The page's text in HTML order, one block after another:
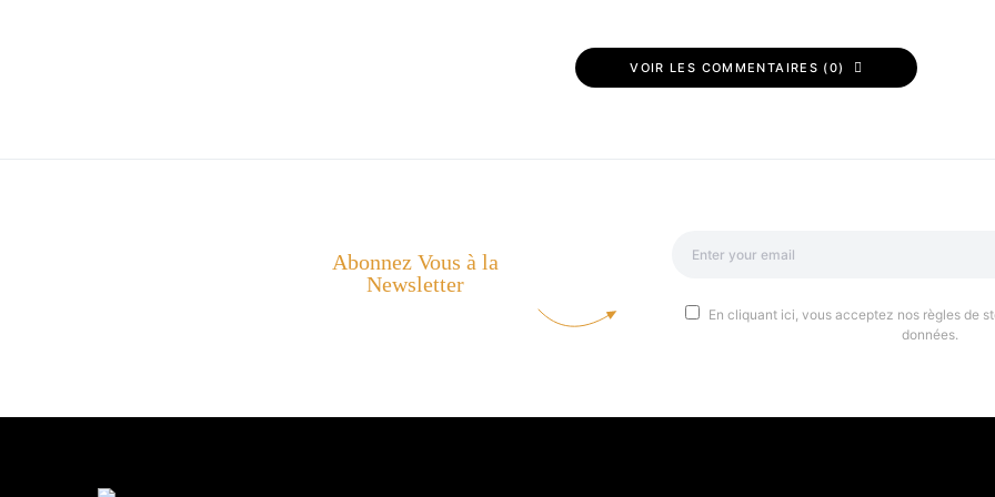
VOIR LES COMMENTAIRES (0)
Abonnez Vous à la
Newsletter
En cliquant ici, vous acceptez nos règles de
données.